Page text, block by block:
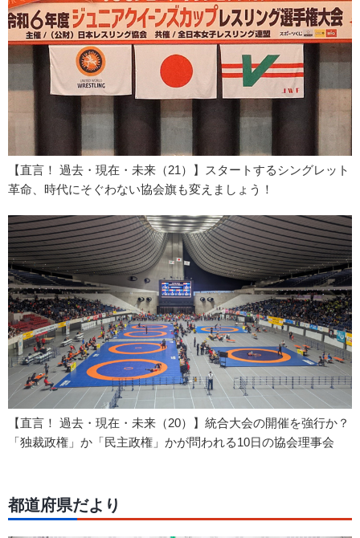
【直言！ 過去・現在・未来（21）】スタートするシングレット
革命、時代にそぐわない協会旗も変えましょう！
【直言！ 過去・現在・未来（20）】統合大会の開催を強行か？
「独裁政権」か「民主政権」かが問われる10日の協会理事会
都道府県だより